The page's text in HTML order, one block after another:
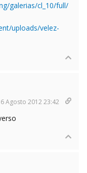
galerias/cl_10/full/
uploads/velez-
6 Agosto 2012 23:42